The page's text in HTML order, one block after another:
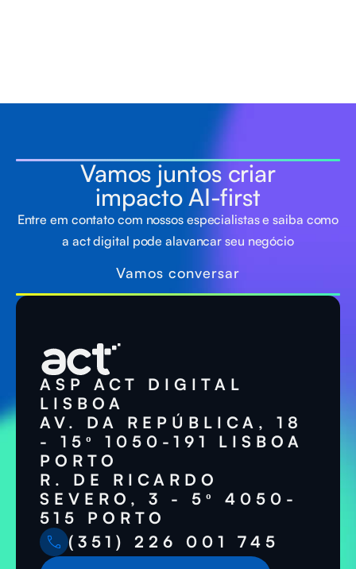
Vamos juntos criar
impacto AI-first
Entre em contato com nossos especialistas e saiba como
a act digital pode alavancar seu negócio
Vamos conversar
ASP ACT DIGITAL
LISBOA
AV. DA REPÚBLICA, 18
- 15º 1050-191 LISBOA
PORTO
R. DE RICARDO
SEVERO, 3 - 5º 4050-
515 PORTO
(351) 226 001 745